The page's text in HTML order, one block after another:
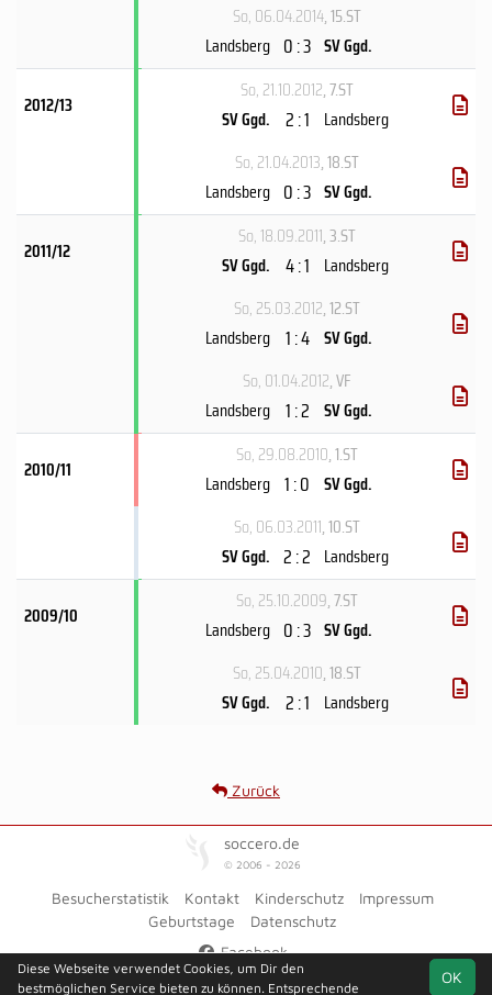
So, 06.04.2014, 15.ST
Landsberg 0 : 3 SV Ggd.
2012/13
So, 21.10.2012, 7.ST
SV Ggd. 2 : 1 Landsberg
So, 21.04.2013, 18.ST
Landsberg 0 : 3 SV Ggd.
2011/12
So, 18.09.2011, 3.ST
SV Ggd. 4 : 1 Landsberg
So, 25.03.2012, 12.ST
Landsberg 1 : 4 SV Ggd.
So, 01.04.2012, VF
Landsberg 1 : 2 SV Ggd.
2010/11
So, 29.08.2010, 1.ST
Landsberg 1 : 0 SV Ggd.
So, 06.03.2011, 10.ST
SV Ggd. 2 : 2 Landsberg
2009/10
So, 25.10.2009, 7.ST
Landsberg 0 : 3 SV Ggd.
So, 25.04.2010, 18.ST
SV Ggd. 2 : 1 Landsberg
Zurück
soccero.de
© 2006 - 2026
Besucherstatistik Kontakt Kinderschutz
Impressum
Geburtstage
Datenschutz
Facebook
OK
Diese Webseite verwendet Cookies, um Dir den
bestmöglichen Service bieten zu können. Entsprechende